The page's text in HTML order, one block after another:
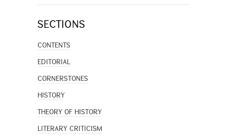
SECTIONS
CONTENTS
EDITORIAL
CORNERSTONES
HISTORY
THEORY OF HISTORY
LITERARY CRITICISM